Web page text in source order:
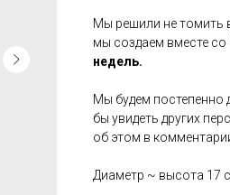
Мы решили не томить
мы создаем вместе
недель.
Мы будем постепенно
бы увидеть других
об этом в
Диаметр ~ высота 17